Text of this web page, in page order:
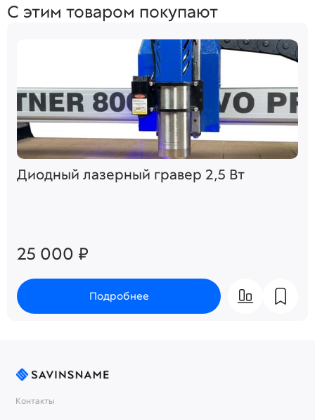
С этим товаром покупают
Диодный лазерный гравер 2,5 Вт
25 000 ₽
Подробнее
Контакты